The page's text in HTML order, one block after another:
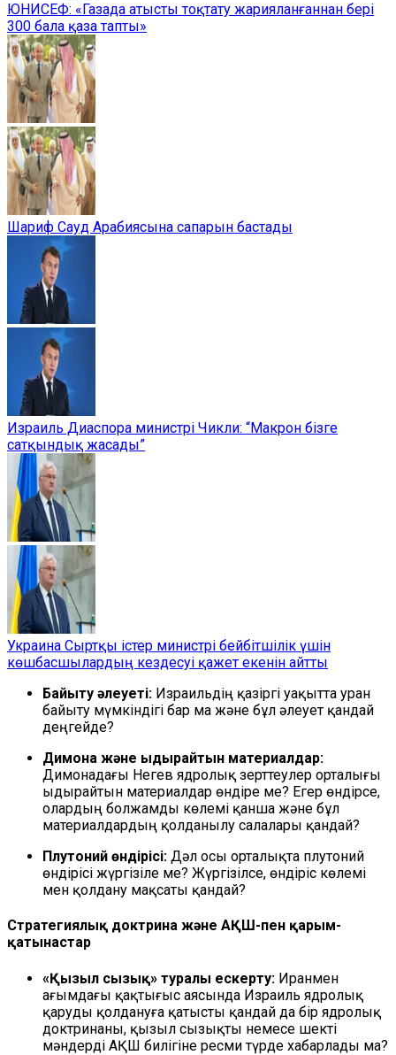
ЮНИСЕФ: «Газада атысты тоқтату жарияланғаннан бері
300 бала қаза тапты»
Шариф Сауд Арабиясына сапарын бастады
Израиль Диаспора министрі Чикли: “Макрон бізге
сатқындық жасады”
Украина Сыртқы істер министрі бейбітшілік үшін
көшбасшылардың кездесуі қажет екенін айтты
Байыту әлеуеті: Израильдің қазіргі уақытта уран
байыту мүмкіндігі бар ма және бұл әлеует қандай
деңгейде?
Димона және ыдырайтын материалдар:
Димонадағы Негев ядролық зерттеулер орталығы
ыдырайтын материалдар өндіре ме? Егер өндірсе,
олардың болжамды көлемі қанша және бұл
материалдардың қолданылу салалары қандай?
Плутоний өндірісі: Дәл осы орталықта плутоний
өндірісі жүргізіле ме? Жүргізілсе, өндіріс көлемі
мен қолдану мақсаты қандай?
Стратегиялық доктрина және АҚШ-пен қарым-
қатынастар
«Қызыл сызық» туралы ескерту: Иранмен
ағымдағы қақтығыс аясында Израиль ядролық
қаруды қолдануға қатысты қандай да бір ядролық
доктринаны, қызыл сызықты немесе шекті
мәндерді АҚШ билігіне ресми түрде хабарлады ма?